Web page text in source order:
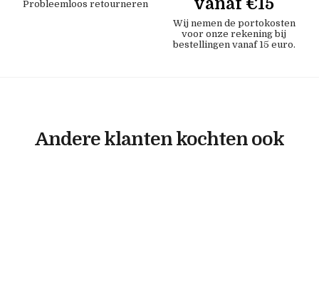
Probleemloos retourneren
Wij nemen de portokosten
voor onze rekening bij
bestellingen vanaf 15 euro.
Andere klanten kochten ook